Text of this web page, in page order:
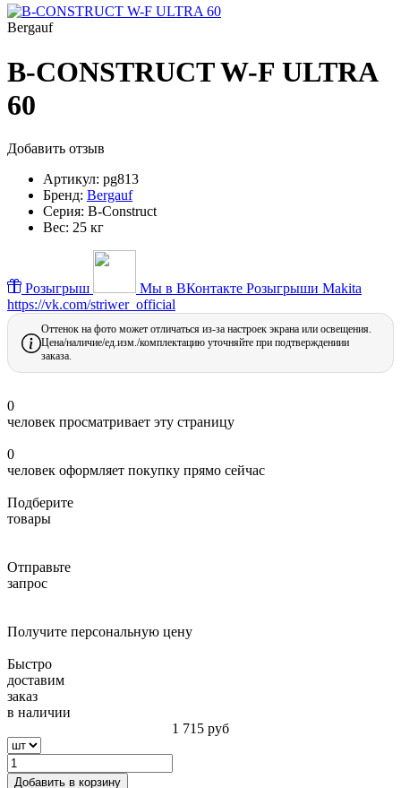
Bergauf
B-CONSTRUCT W-F ULTRA
60
Добавить отзыв
Артикул: pg813
Бренд: Bergauf
Серия: B-Construct
Вес: 25 кг
Розыгрыш Мы в ВКонтакте Розыгрыши Makita
https://vk.com/striwer_official
Оттенок на фото может отличаться из-за настроек экрана или освещения.
Цена/наличие/ед.изм./комплектацию уточняйте при подтверждениии
заказа.
0
человек просматривает эту страницу
0
человек оформляет покупку прямо сейчас
Подберите
товары
Отправьте
запрос
Получите персональную цену
Быстро
доставим
заказ
в наличии
1 715 руб
Добавить в корзину